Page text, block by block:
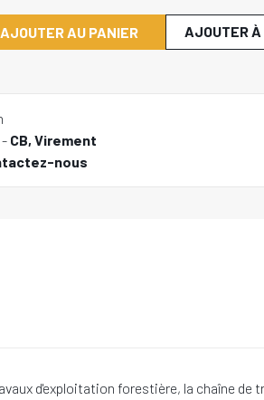
AJOUTER AU PANIER AJOUTER
- CB, Virement
nous
d'exploitation forestière, la chaîne de